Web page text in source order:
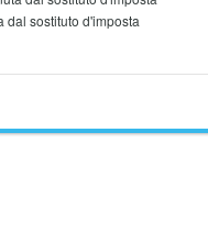
dal sostituto d'imposta